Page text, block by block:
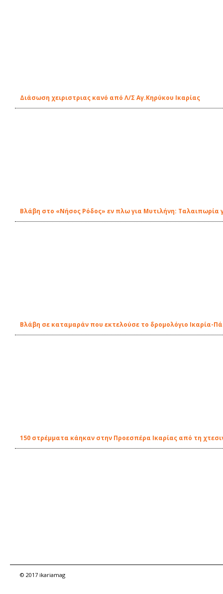
Διάσωση χειριστριας κανό από Λ/Σ Αγ.Κηρύκου Ικαρίας
Βλάβη στο «Νήσος Ρόδος» εν πλω για Μυτιλήνη: Ταλαιπωρία
Βλάβη σε καταμαράν που εκτελούσε το δρομολόγιο Ικαρία-
150 στρέμματα κάηκαν στην Προεσπέρα Ικαρίας από τη
© 2017 ikariamag